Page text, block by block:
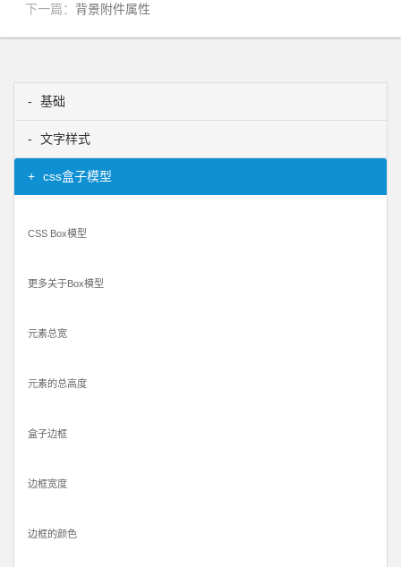
下一篇： 背景附件属性
基础
文字样式
css盒子模型
CSS Box模型
更多关于Box模型
元素总宽
元素的总高度
盒子边框
边框宽度
边框的颜色